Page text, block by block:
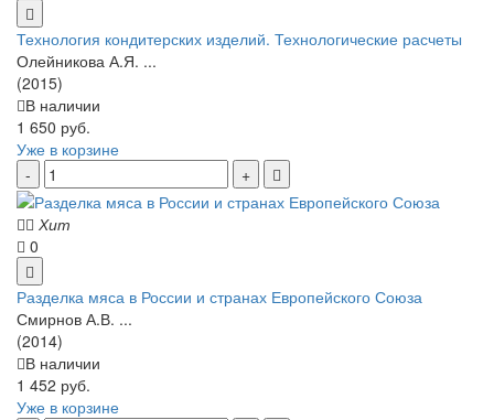
Технология кондитерских изделий. Технологические расчеты
Олейникова А.Я. ...
(2015)
В наличии
1 650 руб.
Уже в корзине
Хит
0
Разделка мяса в России и странах Европейского Союза
Смирнов А.В. ...
(2014)
В наличии
1 452 руб.
Уже в корзине